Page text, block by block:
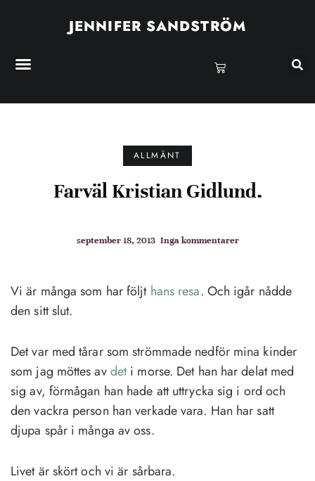
JENNIFER SANDSTRÖM
ALLMÄNT
Farväl Kristian Gidlund.
september 18, 2013 Inga kommentarer
Vi är många som har följt hans resa. Och igår nådde
den sitt slut.
Det var med tårar som strömmade nedför mina kinder
som jag möttes avdeti morse. Det han har delat med
sig av, förmågan han hade att uttrycka sig i ord och
den vackra person han verkade vara. Han har satt
djupa spår i många av oss.
Livet är skört och vi är sårbara.